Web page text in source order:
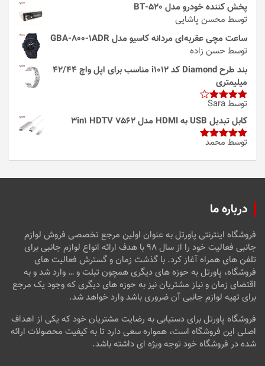
پخش کننده خودرو مدل 520-BT
توسط محسن پاشایی
ساعت مچی عقربه‌ای مردانه کاسیو مدل GBA-800-1ADR
توسط حسن زاده
بند طرح Diamond کد i1012 مناسب برای اپل واچ 42/44
میلیمتری
امتیاز4
از 5
توسط Sara
کابل تبدیل USB به HDMI مدل 3in1 HDTV 7562
امتیاز5از
توسط محمد
درباره ما
فروشگاه اینترنتی پاورتل به عنوان اولین مرجع تخصصی فروش لوازم
جانبی فعالیت خود را از سال ۹۸ با هدف ارائه انواع لوازم جانبی برای
تلفن های همراه آغاز کرد. با گذشت زمان و گسترش فعالیت های
فروشگاه، پاورتل به حوزه های دیگری همچون تبلت و … وارد شد و به
اقتضای زمان و نیاز مشتریان نیز به حوزه های دیگری که وجود یک مرجع
برای تهیه لوازم جانبی آن ضروری باشد وارد خواهد شد.
فروشگاه پاورتل برای دستیابی به رضایت مشتریان خود که یکی از اهداف
اصلی این فروشگاه است، همواره سعی دارد تا به کیفیت محصولات ارائه
شده در فروشگاه خود توجه ویژه ای داشته باشد.